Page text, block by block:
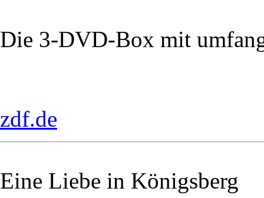
Die 3-DVD-Box mit
zdf.de
Eine Liebe in Königsberg